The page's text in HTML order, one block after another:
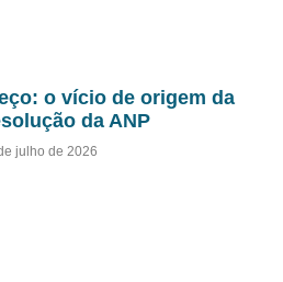
o vício de origem da
da ANP
julho de 2026